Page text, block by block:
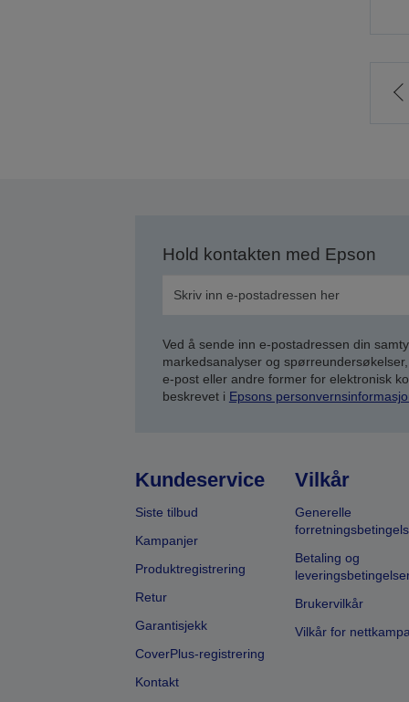
Hold kontakten med Epson
Ved å sende inn e-postadressen din
markedsanalyser og
e-post eller andre former for elektronisk
beskrevet i Epsons
Kundeservice
Siste tilbud
Kampanjer
Produktregistrering
Retur
Garantisjekk
CoverPlus-registrering
Kontakt
Vilkår
Generelle
Betaling og
Brukervilkår
Vilkår for